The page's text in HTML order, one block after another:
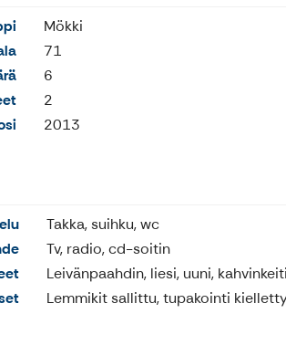
Mökki
71
6
2
2013
Takka, suihku, wc
Tv, radio, cd-soitin
Leivänpaahdin, liesi, uuni,
Lemmikit sallittu, tupakointi